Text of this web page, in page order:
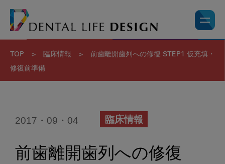
TOP > 臨床情報 >
前歯離開歯列への修復 STEP1 仮充填・
修復前準備
2017・09・04 臨床情報
前歯離開歯列への修復